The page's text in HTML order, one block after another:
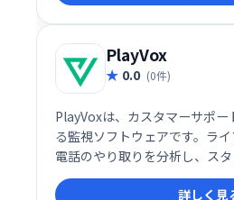
PlayVox
0.0 (0件)
PlayVoxは、カスタマーサポ
る監視ソフトウェアです。ライ
電話のやり取りを分析し、ス
や顧客体験を評価。わずか5
作成でき、コーチングやモチベ
詳しく見